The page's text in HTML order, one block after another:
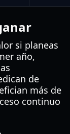
si planeas
año,
de
más de
continuo